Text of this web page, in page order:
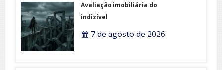
Avaliação imobiliária do
indizível
7 de agosto de 2026